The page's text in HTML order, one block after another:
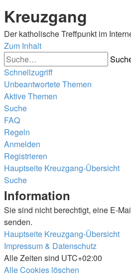
Kreuzgang
Der katholische Treffpunkt im
Zum Inhalt
Schnellzugriff
Unbeantwortete Themen
Aktive Themen
Suche
FAQ
Regeln
Anmelden
Registrieren
Hauptseite Kreuzgang-Übersicht
Suche
Information
Sie sind nicht berechtigt, eine E-
senden.
Hauptseite Kreuzgang-Übersicht
Impressum & Datenschutz
Alle Zeiten sind UTC+02:00
Alle Cookies löschen